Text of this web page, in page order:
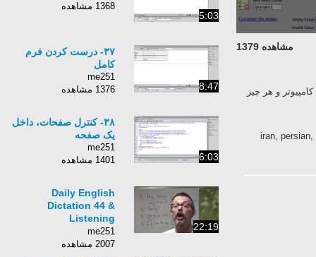
مشاهده 1379
و هر چیز
iran,
5:03
1368 مشاهده
8:47
۳۷- درست کردن فرم
کامل
me251
1376 مشاهده
6:03
۳۸- کنترل صفحات، داخل
یک صفحه
me251
1401 مشاهده
22:19
Daily English
Dictation 44 &
Listening
Comprehension
me251
2007 مشاهده